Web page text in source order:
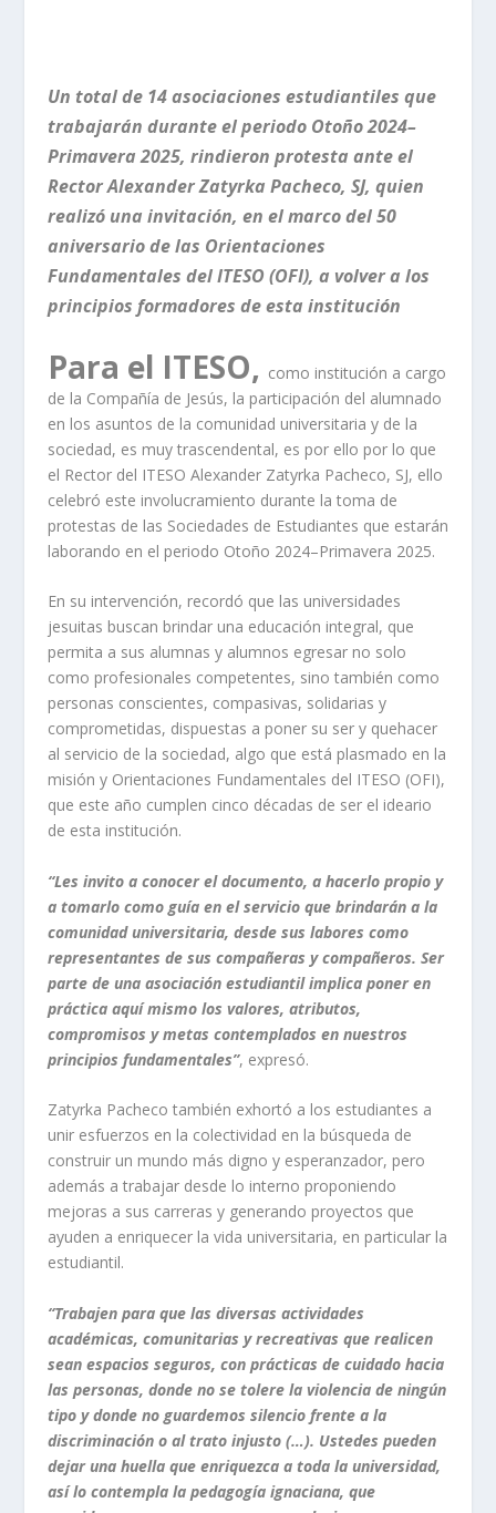
Un total de 14 asociaciones estudiantiles que
trabajarán durante el periodo Otoño 2024–
Primavera 2025, rindieron protesta ante el
Rector Alexander Zatyrka Pacheco, SJ, quien
realizó una invitación, en el marco del 50
aniversario de las Orientaciones
Fundamentales del ITESO (OFI), a volver a los
principios formadores de esta institución
Para el ITESO, como institución a cargo
de la Compañía de Jesús, la participación del alumnado
en los asuntos de la comunidad universitaria y de la
sociedad, es muy trascendental, es por ello por lo que
el Rector del ITESO Alexander Zatyrka Pacheco, SJ, ello
celebró este involucramiento durante la toma de
protestas de las Sociedades de Estudiantes que estarán
laborando en el periodo Otoño 2024–Primavera 2025.
En su intervención, recordó que las universidades
jesuitas buscan brindar una educación integral, que
permita a sus alumnas y alumnos egresar no solo
como profesionales competentes, sino también como
personas conscientes, compasivas, solidarias y
comprometidas, dispuestas a poner su ser y quehacer
al servicio de la sociedad, algo que está plasmado en la
misión y Orientaciones Fundamentales del ITESO (OFI),
que este año cumplen cinco décadas de ser el ideario
de esta institución.
“Les invito a conocer el documento, a hacerlo propio y
a tomarlo como guía en el servicio que brindarán a la
comunidad universitaria, desde sus labores como
representantes de sus compañeras y compañeros. Ser
parte de una asociación estudiantil implica poner en
práctica aquí mismo los valores, atributos,
compromisos y metas contemplados en nuestros
principios fundamentales”, expresó.
Zatyrka Pacheco también exhortó a los estudiantes a
unir esfuerzos en la colectividad en la búsqueda de
construir un mundo más digno y esperanzador, pero
además a trabajar desde lo interno proponiendo
mejoras a sus carreras y generando proyectos que
ayuden a enriquecer la vida universitaria, en particular la
estudiantil.
“Trabajen para que las diversas actividades
académicas, comunitarias y recreativas que realicen
sean espacios seguros, con prácticas de cuidado hacia
las personas, donde no se tolere la violencia de ningún
tipo y donde no guardemos silencio frente a la
discriminación o al trato injusto (…). Ustedes pueden
dejar una huella que enriquezca a toda la universidad,
así lo contempla la pedagogía ignaciana, que